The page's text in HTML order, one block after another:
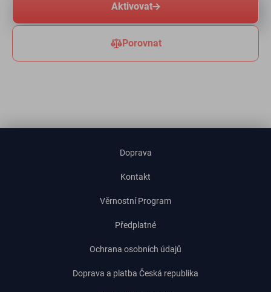
Aktivovat
Porovnat
Doprava
Kontakt
Věrnostní Program
Předplatné
Ochrana osobních údajů
Doprava a platba Česká republika